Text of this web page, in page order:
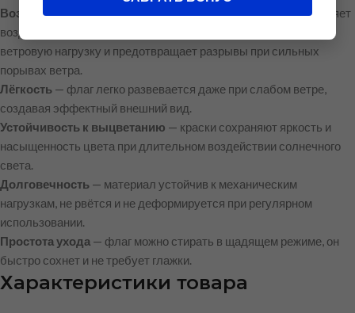
Воздухопроницаемость— сетчатая структура ткани позволяет
воздуху свободно проходить сквозь полотно, что снижает
ветровую нагрузку и предотвращает разрывы при сильных
порывах ветра.
Лёгкость — флаг легко развевается даже при слабом ветре,
создавая эффектный внешний вид.
Устойчивость к выцветанию — краски сохраняют яркость и
насыщенность цвета при длительном воздействии солнечного
света.
Долговечность — материал устойчив к механическим
нагрузкам, не рвётся и не деформируется при регулярном
использовании.
Простота ухода — флаг можно стирать в щадящем режиме, он
быстро сохнет и не требует глажки.
Характеристики товара